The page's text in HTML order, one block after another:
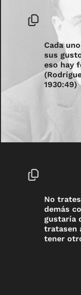
Cada
sus
eso hay
1930:49)
No
demás
gustaría
tratasen
tener